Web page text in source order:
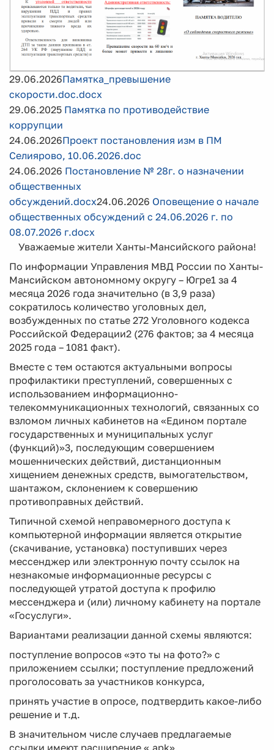
29.06.2026Памятка_превышение
скорости.doc.docx
29.06.2025 Памятка по противодействие
коррупции
24.06.2026Проект постановления изм в ПМ
Селиярово, 10.06.2026.doc
24.06.2026 Постановление № 28г. о назначении
общественных
обсуждений.docx24.06.2026 Оповещение о начале
общественных обсуждений с 24.06.2026 г. по
08.07.2026 г.docx
Уважаемые жители Ханты-Мансийского района!
По информации Управления МВД России по Ханты-
Мансийском автономному округу – Югре1 за 4
месяца 2026 года значительно (в 3,9 раза)
сократилось количество уголовных дел,
возбужденных по статье 272 Уголовного кодекса
Российской Федерации2 (276 фактов; за 4 месяца
2025 года – 1081 факт).
Вместе с тем остаются актуальными вопросы
профилактики преступлений, совершенных с
использованием информационно-
телекоммуникационных технологий, связанных со
взломом личных кабинетов на «Едином портале
государственных и муниципальных услуг
(функций)»3, последующим совершением
мошеннических действий, дистанционным
хищением денежных средств, вымогательством,
шантажом, склонением к совершению
противоправных действий.
Типичной схемой неправомерного доступа к
компьютерной информации является открытие
(скачивание, установка) поступивших через
мессенджер или электронную почту ссылок на
незнакомые информационные ресурсы с
последующей утратой доступа к профилю
мессенджера и (или) личному кабинету на портале
«Госуслуги».
Вариантами реализации данной схемы являются:
поступление вопросов «это ты на фото?» с
приложением ссылки; поступление предложений
проголосовать за участников конкурса,
принять участие в опросе, подтвердить какое-либо
решение и т.д.
В значительном числе случаев предлагаемые